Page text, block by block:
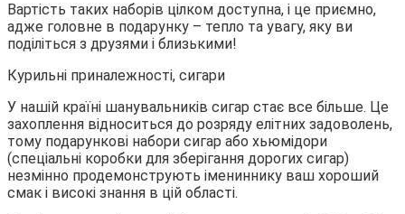
Вартість таких наборів цілком доступна, і це приємно,
адже головне в подарунку – тепло та увагу, яку ви
поділіться з друзями і близькими!
Курильні приналежності, сигари
У нашій країні шанувальників сигар стає все більше. Це
захоплення відноситься до розряду елітних задоволень,
тому подарункові набори сигар або хьюмідори
(спеціальні коробки для зберігання дорогих сигар)
незмінно продемонструють імениннику ваш хороший
смак і високі знання в цій області.